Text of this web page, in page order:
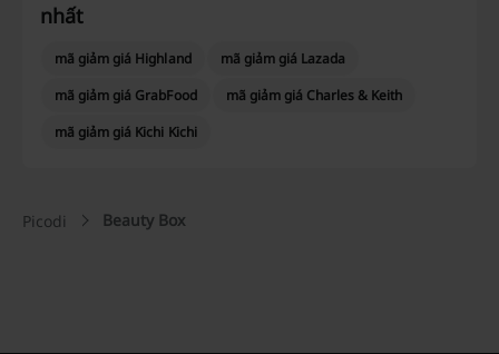
nhất
mã giảm giá Highland
mã giảm giá Lazada
mã giảm giá GrabFood
mã giảm giá Charles & Keith
mã giảm giá Kichi Kichi
Picodi Beauty Box